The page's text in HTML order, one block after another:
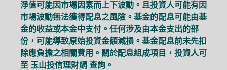
淨值可能因市場因素而上下波動。且投資人可能有因
市場波動無法獲得配息之風險。基金的配息可能由基
金的收益或本金中支付。任何涉及由本金支出的部
份，可能導致原始投資金額減損。基金配息前未先扣
除應負擔之相關費用。關於配息組成項目，投資人可
至 玉山投信理財網 查詢。